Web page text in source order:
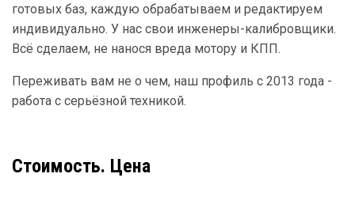
готовых баз, каждую обрабатываем и редактируем
индивидуально. У нас свои инженеры-калибровщики.
Всё сделаем, не нанося вреда мотору и КПП.
Переживать вам не о чем, наш профиль с 2013 года -
работа с серьёзной техникой.
Стоимость. Цена